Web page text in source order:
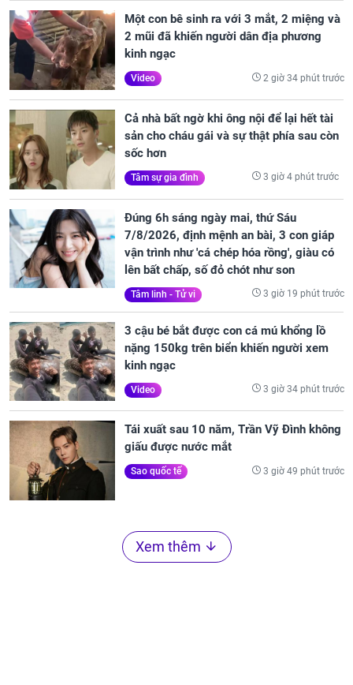
Một con bê sinh ra với 3 mắt, 2 miệng và
2 mũi đã khiến người dân địa phương
kinh ngạc
Video 2 giờ 34 phút trước
Cả nhà bất ngờ khi ông nội để lại hết tài
sản cho cháu gái và sự thật phía sau còn
sốc hơn
Tâm sự gia đình 3 giờ 4 phút trước
Đúng 6h sáng ngày mai, thứ Sáu
7/8/2026, định mệnh an bài, 3 con giáp
vận trình như 'cá chép hóa rồng', giàu có
lên bất chấp, số đỏ chót như son
Tâm linh - Tử vi 3 giờ 19 phút trước
3 cậu bé bắt được con cá mú khổng lồ
nặng 150kg trên biển khiến người xem
kinh ngạc
Video 3 giờ 34 phút trước
Tái xuất sau 10 năm, Trần Vỹ Đình không
giấu được nước mắt
Sao quốc tế 3 giờ 49 phút trước
Xem thêm